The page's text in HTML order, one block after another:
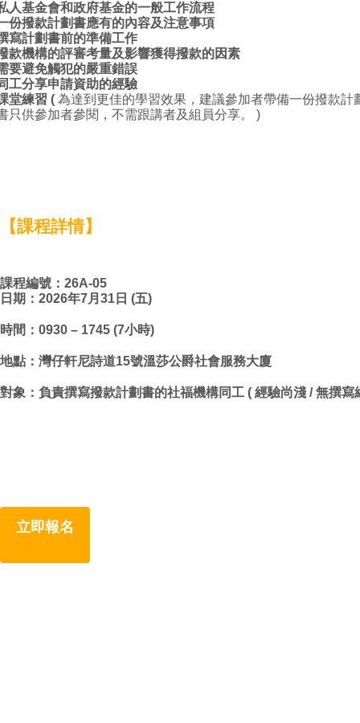
人基金會和政府基金的一般工作流程
份撥款計劃書應有的內容及注意事項
寫計劃書前的準備工作
款機構的評審考量及影響獲得撥款的因素
要避免觸犯的嚴重錯誤
工分享申請資助的經驗
堂練習 ( 為達到更佳的學習效果，建議參加者帶備一份撥款
只供參加者參閱，不需跟講者及組員分享。 )
【課程詳情】
課程編號：26A-05
日期：2026年7月31日 (五)
時間：0930 – 1745 (7小時)
地點：灣仔軒尼詩道15號溫莎公爵社會服務大廈
對象：負責撰寫撥款計劃書的社福機構同工 ( 經驗尚淺 / 無撰寫
立即報名